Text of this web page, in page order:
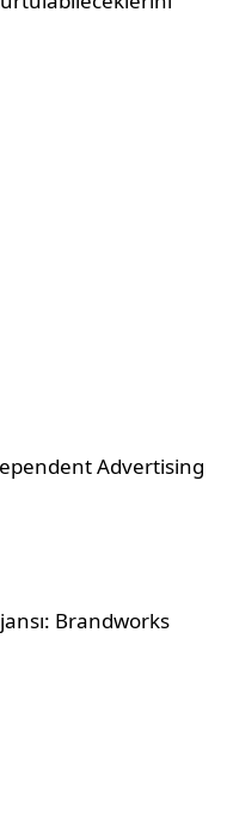
Advertising
Brandworks